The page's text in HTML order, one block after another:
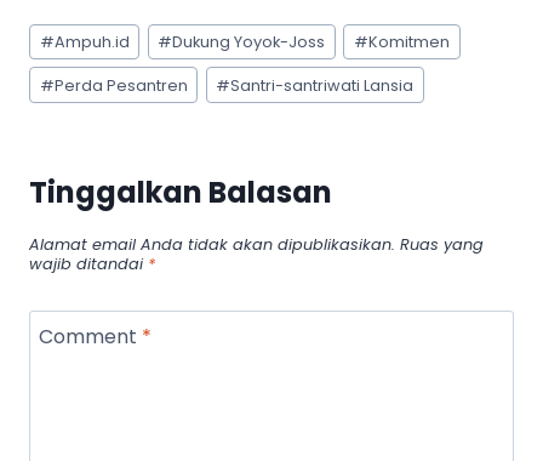
Post
Tags:
#Ampuh.id #Dukung Yoyok-Joss #Komitmen
#Perda Pesantren #Santri-santriwati Lansia
Tinggalkan Balasan
Alamat email Anda tidak akan dipublikasikan. Ruas yang
wajib ditandai *
Comment *